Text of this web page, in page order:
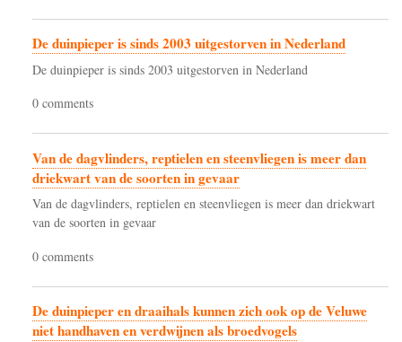
De duinpieper is sinds 2003 uitgestorven in Nederland
De duinpieper is sinds 2003 uitgestorven in Nederland
0 comments
Van de dagvlinders, reptielen en steenvliegen is meer dan
driekwart van de soorten in gevaar
Van de dagvlinders, reptielen en steenvliegen is meer dan driekwart
van de soorten in gevaar
0 comments
De duinpieper en draaihals kunnen zich ook op de Veluwe
niet handhaven en verdwijnen als broedvogels